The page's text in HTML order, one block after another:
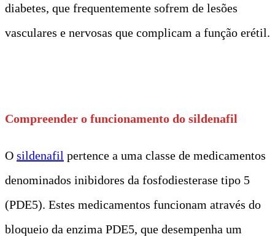
diabetes, que frequentemente sofrem de lesões
vasculares e nervosas que complicam a função erétil.
Compreender o funcionamento do sildenafil
O sildenafil pertence a uma classe de medicamentos
denominados inibidores da fosfodiesterase tipo 5
(PDE5). Estes medicamentos funcionam através do
bloqueio da enzima PDE5, que desempenha um